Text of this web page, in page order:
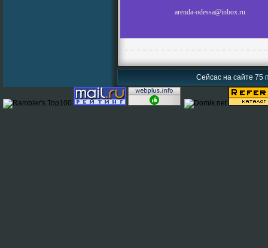
arenda-odessa@inbox.ru
Сейсас на сайте 75